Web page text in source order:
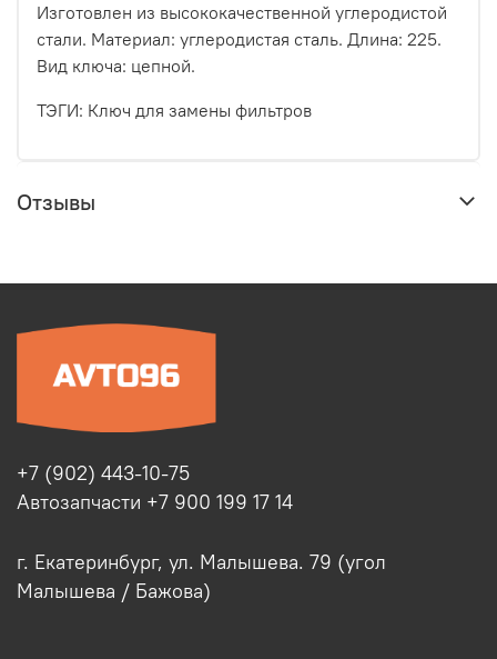
Изготовлен из высококачественной углеродистой
стали. Материал: углеродистая сталь. Длина: 225.
Вид ключа: цепной.
ТЭГИ: Ключ для замены фильтров
Отзывы
+7 (902) 443-10-75
Автозапчасти +7 900 199 17 14
г. Екатеринбург, ул. Малышева. 79 (угол
Малышева / Бажова)